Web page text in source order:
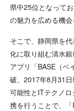
県中25位となって
の魅力を広める機会
そこで、静岡県を
化に取り組む清水
アプリ「BASE（ベ
破、2017年8月31
可能性とITテクノ
携を行うことで、